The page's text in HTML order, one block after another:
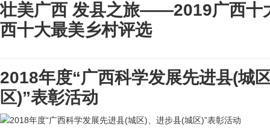
壮美广西 发县之旅——2019广西十
西十大最美乡村评选
2018年度“广西科学发展先进县(城
区)”表彰活动